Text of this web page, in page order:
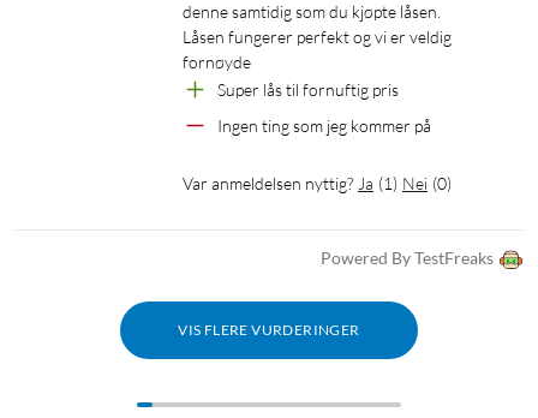
denne samtidig som du kjøpte låsen.
Låsen fungerer perfekt og vi er veldig
fornøyde
Super lås til fornuftig pris
Ingen ting som jeg kommer på
Var anmeldelsen nyttig? Ja (1) Nei (0)
Powered By TestFreaks
VIS FLERE VURDERINGER